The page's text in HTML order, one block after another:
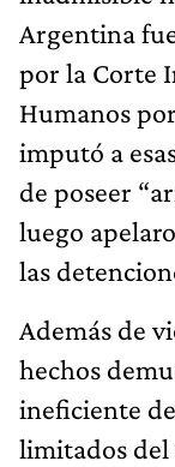
Argentina
por la Corte
Humanos
imputó a
de poseer
luego
las
Además de
hechos
ineficiente
limitados del